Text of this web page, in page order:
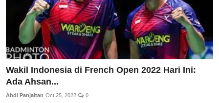
Wakil Indonesia di French Open 2022 Hari Ini:
Ada Ahsan...
Abdi Panjaitan Oct 25, 2022 0